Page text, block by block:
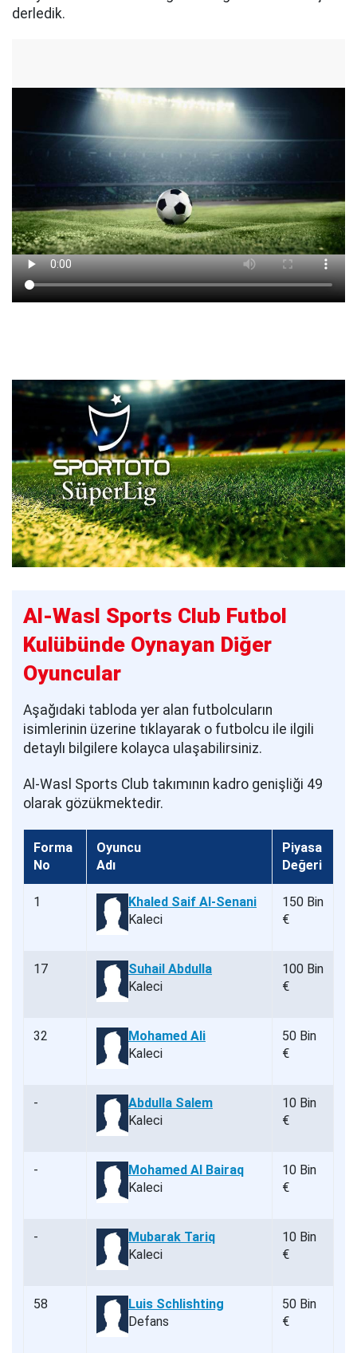
derledik.
Al-Wasl Sports Club Futbol
Kulübünde Oynayan Diğer
Oyuncular
Aşağıdaki tabloda yer alan futbolcuların
isimlerinin üzerine tıklayarak o futbolcu ile ilgili
detaylı bilgilere kolayca ulaşabilirsiniz.
Al-Wasl Sports Club takımının kadro genişliği 49
olarak gözükmektedir.
Forma
No
Oyuncu
Adı
Piyasa
Değeri
1
Khaled Saif Al-Senani
Kaleci
150 Bin
€
17
Suhail Abdulla
Kaleci
100 Bin
€
32
Mohamed Ali
Kaleci
50 Bin
€
-
Abdulla Salem
Kaleci
10 Bin
€
-
Mohamed Al Bairaq
Kaleci
10 Bin
€
-
Mubarak Tariq
Kaleci
10 Bin
€
58
Luis Schlishting
Defans
50 Bin
€